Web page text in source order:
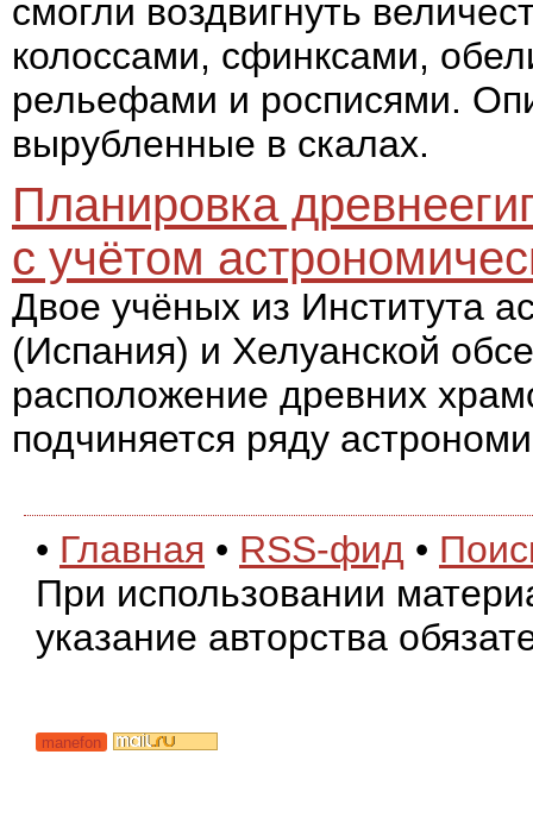
смогли воздвигнуть
колоссами, сфинксами,
рельефами и росписями.
вырубленные в скалах.
Планировка
с учётом
Двое учёных из Института
(Испания) и Хелуанской
расположение древних
подчиняется ряду
• Главная • RSS-фид •
При использовании
указание авторства
manefon